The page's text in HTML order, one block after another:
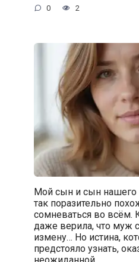
0 2
Мой сын и сын нашего
так поразительно
сомневаться во всём.
даже верила, что муж
измену… Но истина,
предстояло узнать,
неожиданной.